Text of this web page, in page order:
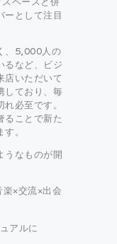
ーとして注目
、5,000人の
るなど、ビジ
店いただいて
しており、毎
必至です。
ることで新た
。
うなものが開
×交流×出会
アルに